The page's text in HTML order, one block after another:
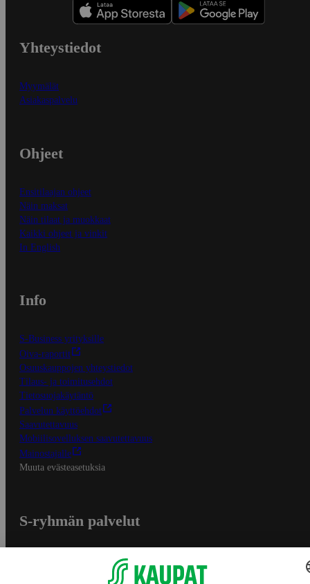
Yhteystiedot
Myymälät
Asiakaspalvelu
Ohjeet
Ensitilaajan ohjeet
Näin maksat
Näin tilaat ja muokkaat
Kaikki ohjeet ja vinkit
In English
Info
S-Business yrityksille
Oiva-raportit
Osuuskauppojen yhteystiedot
Tilaus- ja toimitusehdot
Tietosuojakäytäntö
Palvelun käyttöehdot
Saavutettavuus
Mobiilisovelluksen saavutettavuus
Mainostajalle
Muuta evästeasetuksia
S-ryhmän palvelut